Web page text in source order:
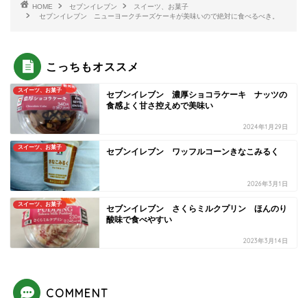
HOME セブンイレブン
スイーツ、お菓子
セブンイレブン ニューヨークチーズケーキが美味いので絶対に食べるべき。
こっちもオススメ
スイーツ、お菓子
セブンイレブン 濃厚ショコラケーキ ナッツの
食感よく甘さ控えめで美味い
2024年1月29日
スイーツ、お菓子 セブンイレブン ワッフルコーンきなこみるく
2026年3月1日
スイーツ、お菓子
セブンイレブン さくらミルクプリン ほんのり
酸味で食べやすい
2023年3月14日
COMMENT